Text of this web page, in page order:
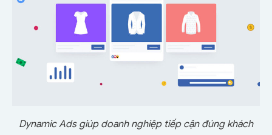
Dynamic Ads giúp doanh nghiệp tiếp cận đúng khách